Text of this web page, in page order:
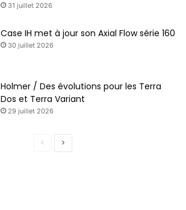
31 juillet 2026
Case IH met à jour son Axial Flow série 160
30 juillet 2026
Holmer / Des évolutions pour les Terra
Dos et Terra Variant
29 juillet 2026
Page
Page